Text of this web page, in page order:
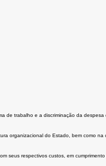
trabalho e a discriminação da
organizacional do Estado, bem como
seus respectivos custos, em